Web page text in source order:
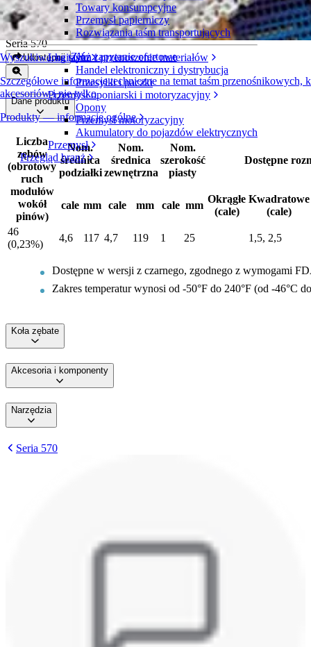
Wyszukiwarka taśm
Szczegółowe informacje techniczne na temat taśm przenośnikowych,
akcesoriów i nie tylko
Produkty — informacje ogólne
Towary konsumpcyjne
Przemysł papierniczy
Rozwiązania taśm transportujących
Logistyka i przenoszenie materiałów
Handel elektroniczny i dystrybucja
Przesyłki i paczki
Przemysł oponiarski i motoryzacyjny
Opony
Przemysł motoryzacyjny
Akumulatory do pojazdów elektrycznych
Przemysł
Przegląd branż
Formowane koła zębate z nylonu
Seria 570
Udostępnij Złóż zapytanie ofertowe
Dane produktu
Liczba
zębów
(obrotowy
ruch
modułów
wokół
pinów)
Nom.
średnica
podziałki
Nom.
średnica
zewnętrzna
Nom.
szerokość
piasty
Dostępne
cale mm cale mm cale mm
Okrągłe
(cale)
Kwadratowe
(cale)
46
(0,23%)
4,6 117 4,7 119 1 25 1,5, 2,5
Dostępne w wersji z czarnego, zgodnego z wymogami
Zakres temperatur wynosi od -50°F do 240°F (od -46°C
Koła zębate
Akcesoria i komponenty
Narzędzia
Seria 570